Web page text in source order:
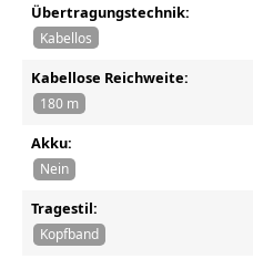
Übertragungstechnik:
Kabellos
Kabellose Reichweite:
180 m
Akku:
Nein
Tragestil:
Kopfband